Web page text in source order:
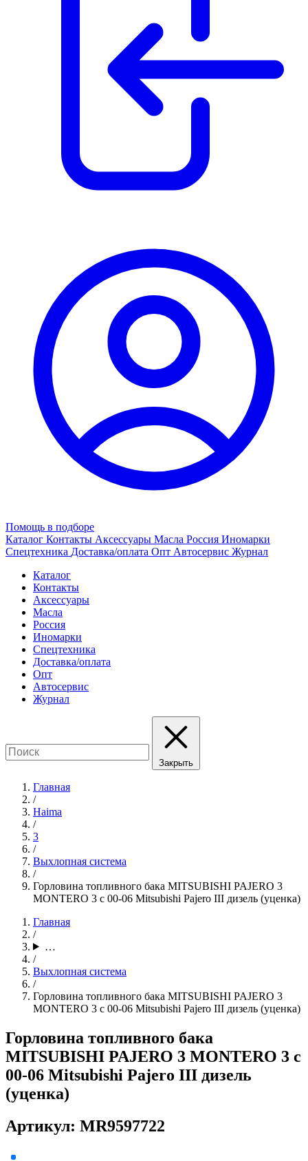
Помощь в подборе
Каталог Контакты Аксессуары Масла Россия Иномарки
Спецтехника Доставка/оплата Опт Автосервис Журнал
Каталог
Контакты
Аксессуары
Масла
Россия
Иномарки
Спецтехника
Доставка/оплата
Опт
Автосервис
Журнал
Закрыть
Главная
/
Haima
/
3
/
Выхлопная система
/
Горловина топливного бака MITSUBISHI PAJERO 3
MONTERO 3 c 00-06 Mitsubishi Pajero III дизель (уценка)
Главная
/
…
/
Выхлопная система
/
Горловина топливного бака MITSUBISHI PAJERO 3
MONTERO 3 c 00-06 Mitsubishi Pajero III дизель (уценка)
Горловина топливного бака
MITSUBISHI PAJERO 3 MONTERO 3 c
00-06 Mitsubishi Pajero III дизель
(уценка)
Артикул: MR9597722